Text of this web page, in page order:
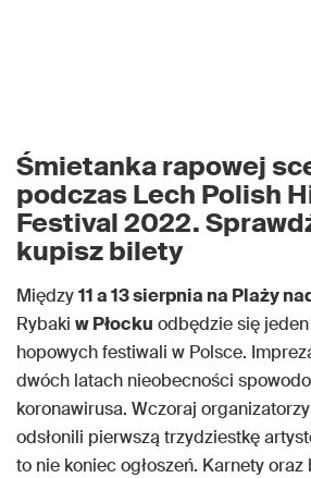
Śmietanka rapowej
podczas Lech Polish
Festival 2022.
kupisz bilety
Między11 a 13 sierpnia na Plaży
Rybaki w Płocku odbędzie się
hopowych festiwali w Polsce.
dwóch latach nieobecności
koronawirusa. Wczoraj
odsłonili pierwszą trzydziestkę
to nie koniec ogłoszeń. Karnety